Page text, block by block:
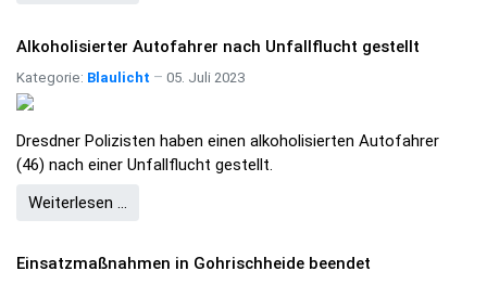
Alkoholisierter Autofahrer nach Unfallflucht gestellt
Kategorie: Blaulicht 05. Juli 2023
Dresdner Polizisten haben einen alkoholisierten Autofahrer
(46) nach einer Unfallflucht gestellt.
Weiterlesen …
Einsatzmaßnahmen in Gohrischheide beendet